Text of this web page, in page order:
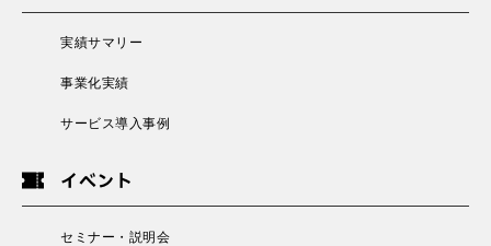
実績サマリー
事業化実績
サービス導入事例
イベント
セミナー・説明会